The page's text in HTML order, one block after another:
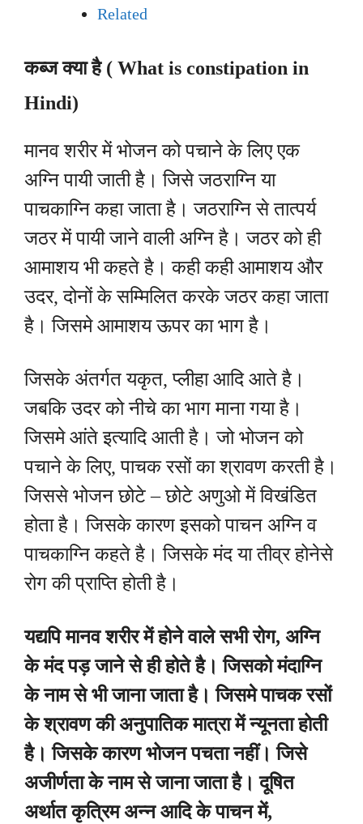
Related
कब्ज क्या है ( What is constipation in
Hindi)
मानव शरीर में भोजन को पचाने के लिए एक
अग्नि पायी जाती है। जिसे जठराग्नि या
पाचकाग्नि कहा जाता है। जठराग्नि से तात्पर्य
जठर में पायी जाने वाली अग्नि है। जठर को ही
आमाशय भी कहते है। कही कही आमाशय और
उदर, दोनों के सम्मिलित करके जठर कहा जाता
है। जिसमे आमाशय ऊपर का भाग है।
जिसके अंतर्गत यकृत, प्लीहा आदि आते है।
जबकि उदर को नीचे का भाग माना गया है।
जिसमे आंते इत्यादि आती है। जो भोजन को
पचाने के लिए, पाचक रसों का श्रावण करती है।
जिससे भोजन छोटे – छोटे अणुओ में विखंडित
होता है। जिसके कारण इसको पाचन अग्नि व
पाचकाग्नि कहते है। जिसके मंद या तीव्र होनेसे
रोग की प्राप्ति होती है।
यद्यपि मानव शरीर में होने वाले सभी रोग, अग्नि
के मंद पड़ जाने से ही होते है। जिसको मंदाग्नि
के नाम से भी जाना जाता है। जिसमे पाचक रसों
के श्रावण की अनुपातिक मात्रा में न्यूनता होती
है। जिसके कारण भोजन पचता नहीं। जिसे
अजीर्णता के नाम से जाना जाता है। दूषित
अर्थात कृत्रिम अन्न आदि के पाचन में,